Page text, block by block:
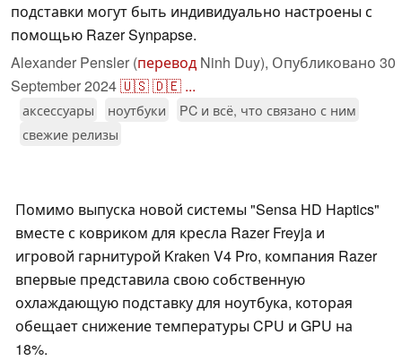
подставки могут быть индивидуально настроены с
помощью Razer Synpapse.
Alexander Pensler (перевод Ninh Duy), Опубликовано 30
September 2024🇺🇸🇩🇪 ...
аксессуары ноутбуки
PC и всё, что связано с ним
свежие релизы
Помимо выпуска новой системы "Sensa HD Haptics"
вместе с ковриком для кресла Razer Freyja и
игровой гарнитурой Kraken V4 Pro, компания Razer
впервые представила свою собственную
охлаждающую подставку для ноутбука, которая
обещает снижение температуры CPU и GPU на
18%.